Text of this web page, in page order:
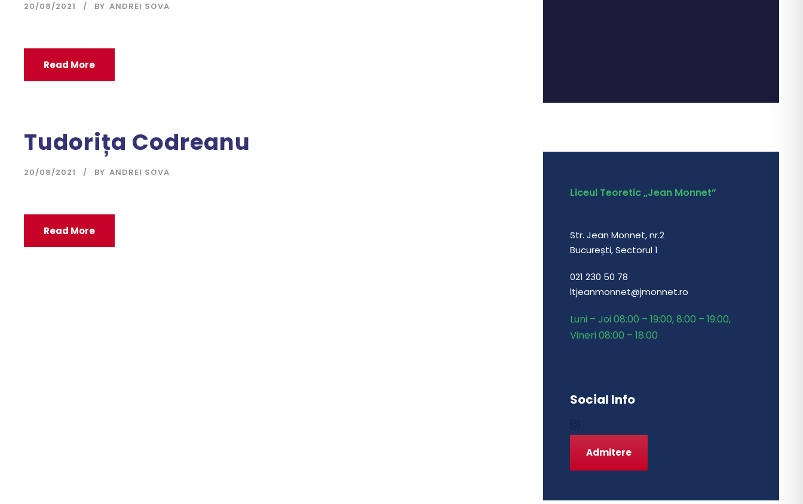
20/08/2021 BY ANDREI SOVA
Read More
Tudorița Codreanu
20/08/2021 BY ANDREI SOVA
Read More
Liceul Teoretic „Jean Monnet”
Str. Jean Monnet, nr.2
București, Sectorul 1
021 230 50 78
ltjeanmonnet@jmonnet.ro
Luni – Joi 08:00 – 19:00, 8:00 – 19:00,
Vineri 08:00 – 18:00
Social Info
Admitere